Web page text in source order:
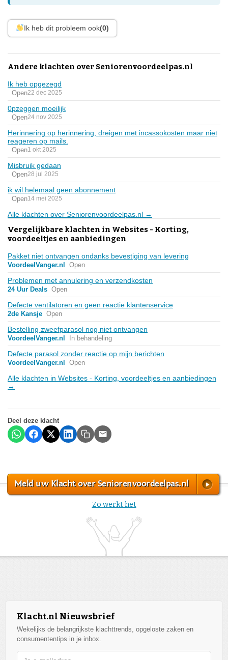
Ik heb dit probleem ook(0)
Andere klachten over Seniorenvoordeelpas.nl
Ik heb opgezegd
Open22 dec 2025
0pzeggen moeilijk
Open24 nov 2025
Herinnering op herinnering, dreigen met incassokosten maar niet
reageren op mails.
Open1 okt 2025
Misbruik gedaan
Open28 jul 2025
ik wil helemaal geen abonnement
Open14 mei 2025
Alle klachten over Seniorenvoordeelpas.nl →
Vergelijkbare klachten in Websites - Korting,
voordeeltjes en aanbiedingen
Pakket niet ontvangen ondanks bevestiging van levering
VoordeelVanger.nl Open
Problemen met annulering en verzendkosten
24 Uur Deals Open
Defecte ventilatoren en geen reactie klantenservice
2de Kansje Open
Bestelling zweefparasol nog niet ontvangen
VoordeelVanger.nl In behandeling
Defecte parasol zonder reactie op mijn berichten
VoordeelVanger.nl Open
Alle klachten in Websites - Korting, voordeeltjes en aanbiedingen
→
Deel deze klacht
Meld uw Klacht over Seniorenvoordeelpas.nl
Zo werkt het
Klacht.nl Nieuwsbrief
Wekelijks de belangrijkste klachttrends, opgeloste zaken en
consumententips in je inbox.